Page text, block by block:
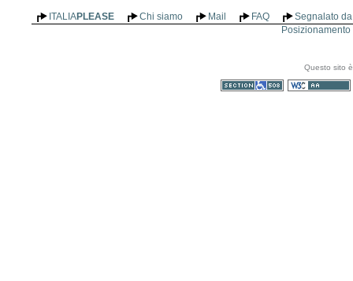
ITALIAPLEASE Chi siamo Mail FAQ
Segnalato
Questo sito